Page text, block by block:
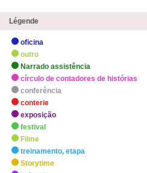
Légende
oficina
outro
Narrado assistência
círculo de contadores de histórias
conferência
conterie
exposição
festival
Filme
treinamento, etapa
Storytime